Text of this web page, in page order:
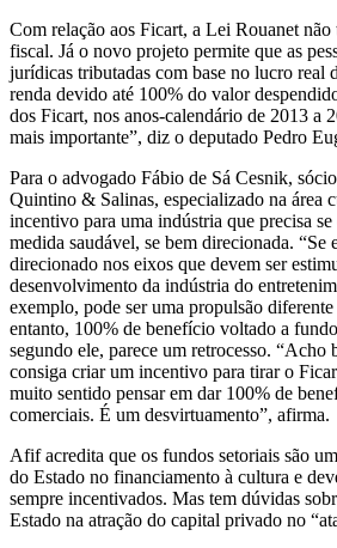
Com relação aos Ficart, a Lei Rouanet
fiscal. Já o novo projeto permite que as
jurídicas tributadas com base no lucro real
renda devido até 100% do valor
dos Ficart, nos anos-calendário de 2013 a
mais importante”, diz o deputado Pedro
Para o advogado Fábio de Sá Cesnik,
Quintino & Salinas, especializado na área
incentivo para uma indústria que precisa
medida saudável, se bem direcionada. “Se
direcionado nos eixos que devem ser
desenvolvimento da indústria do
exemplo, pode ser uma propulsão
entanto, 100% de benefício voltado a
segundo ele, parece um retrocesso. “Acho
consiga criar um incentivo para tirar o
muito sentido pensar em dar 100% de
comerciais. É um desvirtuamento”, afirma.
Afif acredita que os fundos setoriais são
do Estado no financiamento à cultura e
sempre incentivados. Mas tem dúvidas
Estado na atração do capital privado no